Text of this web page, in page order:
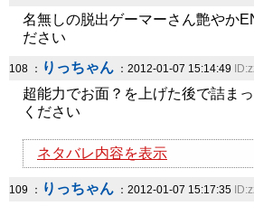
名無しの脱出ゲーマーさん艶やか
ださい
108 ： りっちゃん ：2012-01-07 15:14:49
超能力でお面？を上げた後で詰ま
ください
ネタバレ内容を表示
109 ： りっちゃん ：2012-01-07 15:17:35